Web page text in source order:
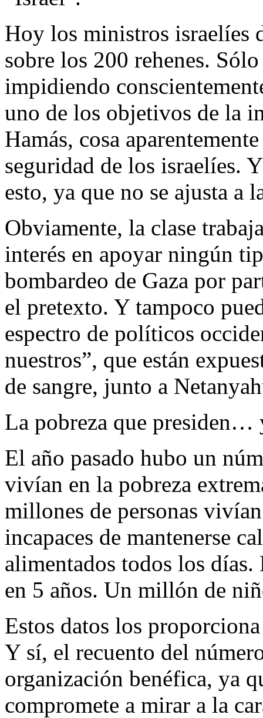
Hoy los ministros israelíes
sobre los 200 rehenes.
impidiendo
uno de los objetivos de la
Hamás, cosa
seguridad de los israelíes.
esto, ya que no se ajusta a
Obviamente, la clase
interés en apoyar ningún
bombardeo de Gaza por
el pretexto. Y tampoco
espectro de políticos
nuestros”, que están
de sangre, junto a
La pobreza que presiden…
El año pasado hubo un
vivían en la pobreza
millones de personas
incapaces de mantenerse
alimentados todos los
en 5 años. Un millón de
Estos datos los
Y sí, el recuento del
organización benéfica, ya
compromete a mirar a la